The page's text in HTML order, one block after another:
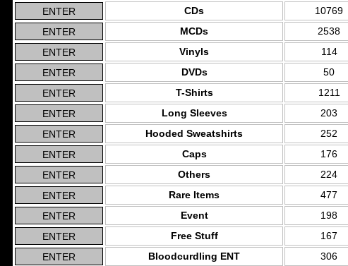
CDs
10769
MCDs
2538
Vinyls
114
DVDs
50
T-Shirts
1211
Long Sleeves
203
Hooded Sweatshirts
252
Caps
176
Others
224
Rare Items
477
Event
198
Free Stuff
167
Bloodcurdling ENT
306